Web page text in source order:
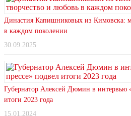
Династия Капишниковых из Кимовска:
в каждом поколении
30.09.2025
Губернатор Алексей Дюмин в интервью
итоги 2023 года
15.01.2024